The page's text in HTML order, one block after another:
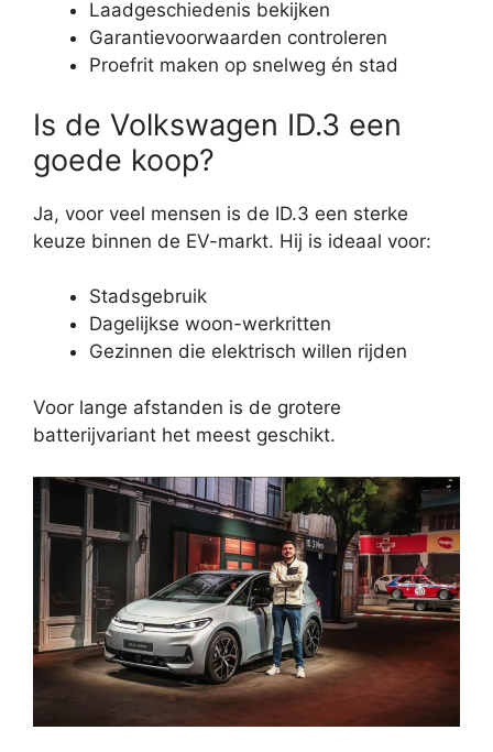
Laadgeschiedenis bekijken
Garantievoorwaarden controleren
Proefrit maken op snelweg én stad
Is de Volkswagen ID.3 een
goede koop?
Ja, voor veel mensen is de ID.3 een sterke
keuze binnen de EV-markt. Hij is ideaal voor:
Stadsgebruik
Dagelijkse woon-werkritten
Gezinnen die elektrisch willen rijden
Voor lange afstanden is de grotere
batterijvariant het meest geschikt.